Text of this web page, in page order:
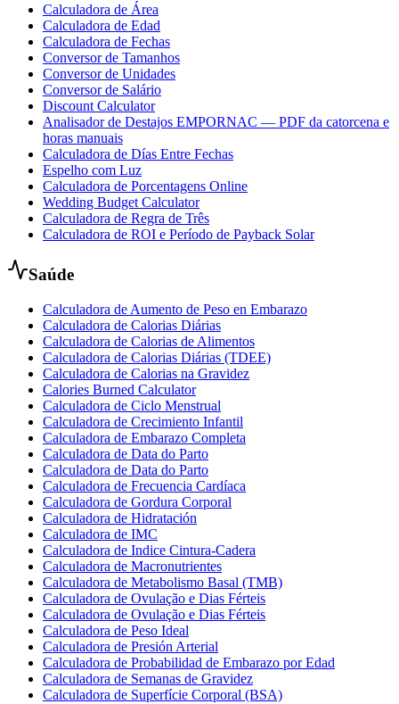
Calculadora de Área
Calculadora de Edad
Calculadora de Fechas
Conversor de Tamanhos
Conversor de Unidades
Conversor de Salário
Discount Calculator
Analisador de Destajos EMPORNAC — PDF da catorcena e
horas manuais
Calculadora de Días Entre Fechas
Espelho com Luz
Calculadora de Porcentagens Online
Wedding Budget Calculator
Calculadora de Regra de Três
Calculadora de ROI e Período de Payback Solar
Saúde
Calculadora de Aumento de Peso en Embarazo
Calculadora de Calorias Diárias
Calculadora de Calorias de Alimentos
Calculadora de Calorias Diárias (TDEE)
Calculadora de Calorias na Gravidez
Calories Burned Calculator
Calculadora de Ciclo Menstrual
Calculadora de Crecimiento Infantil
Calculadora de Embarazo Completa
Calculadora de Data do Parto
Calculadora de Data do Parto
Calculadora de Frecuencia Cardíaca
Calculadora de Gordura Corporal
Calculadora de Hidratación
Calculadora de IMC
Calculadora de Indice Cintura-Cadera
Calculadora de Macronutrientes
Calculadora de Metabolismo Basal (TMB)
Calculadora de Ovulação e Dias Férteis
Calculadora de Ovulação e Dias Férteis
Calculadora de Peso Ideal
Calculadora de Presión Arterial
Calculadora de Probabilidad de Embarazo por Edad
Calculadora de Semanas de Gravidez
Calculadora de Superfície Corporal (BSA)